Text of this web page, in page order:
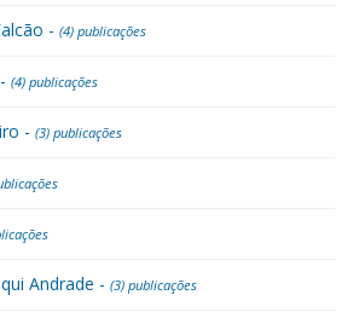
- (4) publicações
(4) publicações
- (3) publicações
Andrade - (3) publicações